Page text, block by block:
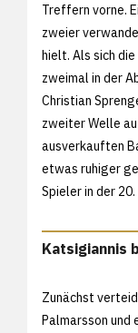
Treffern vorne.
zweier
hielt. Als sich
zweimal in der
Christian
zweiter Welle
ausverkauften
etwas ruhiger
Spieler in der
Katsigiannis
Zunächst
Palmarsson